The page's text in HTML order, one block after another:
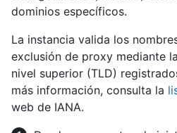
dominios específicos.
La instancia valida los
exclusión de proxy mediante
nivel superior (TLD)
más información, consulta la
web de IANA.